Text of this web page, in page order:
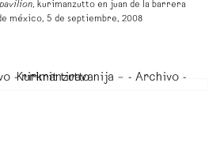
, kurimanzutto en juan de la barrera
de méxico, 5 de septiembre, 2008